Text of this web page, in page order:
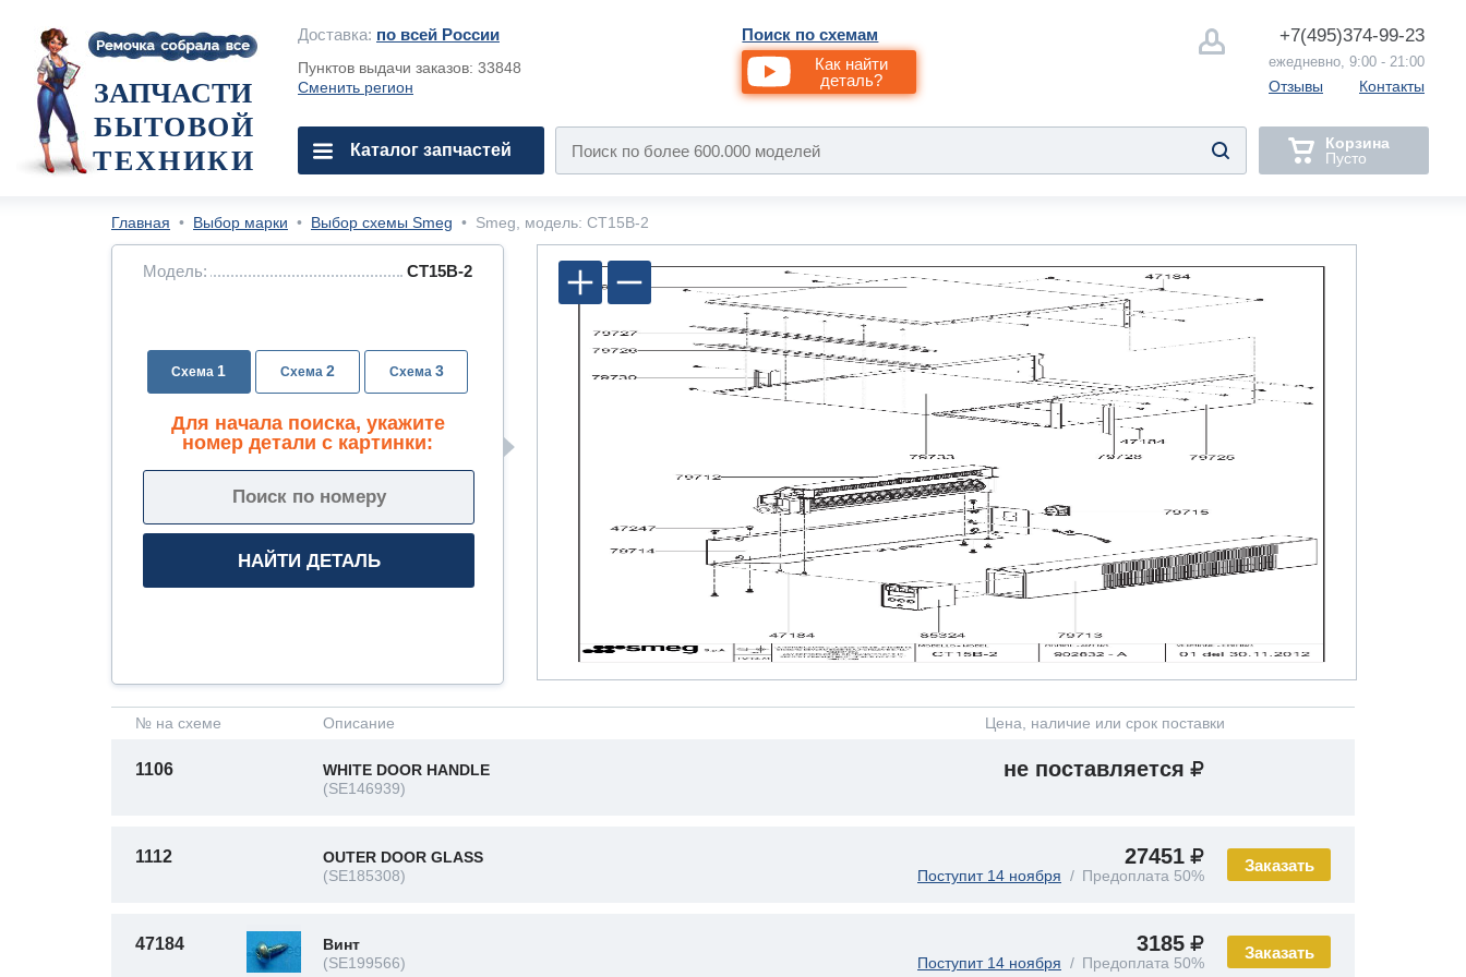
Доставка: по всей России
Пунктов выдачи заказов: 33848
Сменить регион
Поиск по схемам
Как найти
деталь?
+7(495)374-99-23
ежедневно, 9:00 - 21:00
Отзывы Контакты
ЗАПЧАСТИ
БЫТОВОЙ
ТЕХНИКИ
Каталог запчастей
Корзина
Пусто
Главная • Выбор марки • Выбор схемы Smeg • Smeg, модель: CT15B-2
Модель: CT15B-2
1 2 3
Для начала поиска, укажите
номер детали с картинки:
№ на схеме Описание Цена, наличие или срок поставки
1106
WHITE DOOR HANDLE
(SE146939)
не поставляется
Заказать
1112
OUTER DOOR GLASS
(SE185308)
27451
Поступит 14 ноября Предоплата 50%
Заказать
47184
Винт
(SE199566)
3185
Поступит 14 ноября Предоплата 50%